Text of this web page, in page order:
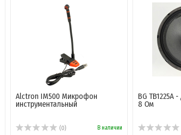
Alctron IM500 Микрофон
инструментальный
(0) В наличии
BG TB1225A
8 Ом